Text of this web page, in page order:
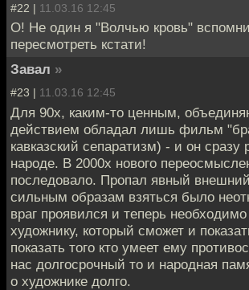
#22 | 11.03.16 12:45
О! Не один я "Волчью кровь"
пересмотреть кстати!
Завал »
#23 | 11.03.16 12:45
Для 90х, каким-то ценным,
действием обладал лишь фильм
кавказский сепаратизм) - и он сразу
народе. В 2000х нового
последовало. Пропал явный
сильным образам взяться было
враг проявился и теперь
художнику, который сможет и
показать того кто умеет ему
нас долгосрочный то и народная
о художнике долго.